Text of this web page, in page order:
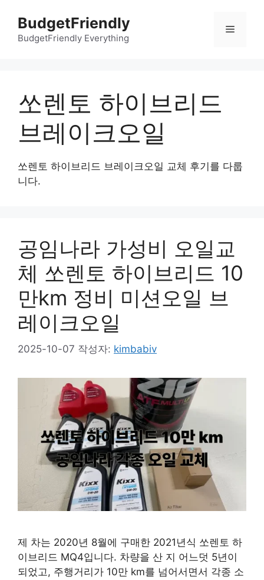
BudgetFriendly
BudgetFriendly Everything
메
쏘렌토 하이브리드
브레이크오일
쏘렌토 하이브리드 브레이크오일 교체 후기를 다룹
니다.
공임나라 가성비 오일교
체 쏘렌토 하이브리드 10
만km 정비 미션오일 브
레이크오일
2025-10-07 작성자: kimbabiv
제 차는 2020년 8월에 구매한 2021년식 쏘렌토 하
이브리드 MQ4입니다. 차량을 산 지 어느덧 5년이
되었고, 주행거리가 10만 km를 넘어서면서 각종 소